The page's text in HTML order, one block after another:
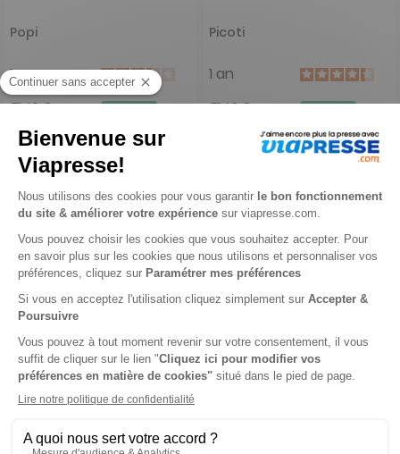
Popi
1 an
71,40 €
59,00 €
Ajouter au panier
Picoti
1 an
71,40 €
57,00 €